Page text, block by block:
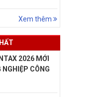
Xem thêm
2026 MỚI
NGHIỆP CÔNG